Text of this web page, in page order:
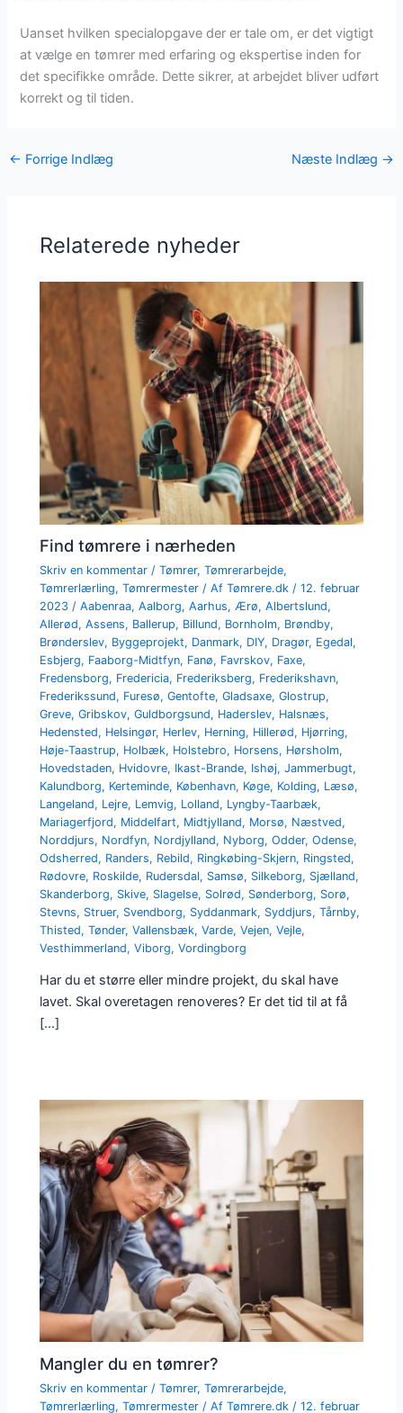
Uanset hvilken specialopgave der er tale om, er det vigtigt
at vælge en tømrer med erfaring og ekspertise inden for
det specifikke område. Dette sikrer, at arbejdet bliver udført
korrekt og til tiden.
← Forrige Indlæg Næste Indlæg →
Relaterede nyheder
Find tømrere i nærheden
Skriv en kommentar /Tømrer,Tømrerarbejde,
Tømrerlærling,Tømrermester / AfTømrere.dk/12. februar
2023/Aabenraa,Aalborg,Aarhus,Ærø,Albertslund,
Allerød,Assens, Ballerup, Billund, Bornholm, Brøndby,
Brønderslev, Byggeprojekt, Danmark, DIY, Dragør, Egedal,
Esbjerg, Faaborg-Midtfyn, Fanø, Favrskov, Faxe,
Fredensborg, Fredericia, Frederiksberg, Frederikshavn,
Frederikssund, Furesø,Gentofte,Gladsaxe,Glostrup,
Greve,Gribskov,Guldborgsund, Haderslev, Halsnæs,
Hedensted, Helsingør, Herlev, Herning, Hillerød, Hjørring,
Høje-Taastrup, Holbæk, Holstebro, Horsens, Hørsholm,
Hovedstaden, Hvidovre, Ikast-Brande, Ishøj,Jammerbugt,
Kalundborg, Kerteminde, København, Køge, Kolding, Læsø,
Langeland, Lejre, Lemvig, Lolland, Lyngby-Taarbæk,
Mariagerfjord, Middelfart, Midtjylland, Morsø, Næstved,
Norddjurs, Nordfyn, Nordjylland, Nyborg,Odder,Odense,
Odsherred, Randers, Rebild, Ringkøbing-Skjern, Ringsted,
Rødovre, Roskilde, Rudersdal, Samsø, Silkeborg, Sjælland,
Skanderborg, Skive, Slagelse, Solrød, Sønderborg, Sorø,
Stevns, Struer, Svendborg, Syddanmark, Syddjurs,Tårnby,
Thisted,Tønder,Vallensbæk,Varde,Vejen,Vejle,
Vesthimmerland,Viborg,Vordingborg
Har du et større eller mindre projekt, du skal have
lavet. Skal overetagen renoveres? Er det tid til at få
[…]
Mangler du en tømrer?
Skriv en kommentar /Tømrer,Tømrerarbejde,
Tømrerlærling,Tømrermester / AfTømrere.dk /12. februar